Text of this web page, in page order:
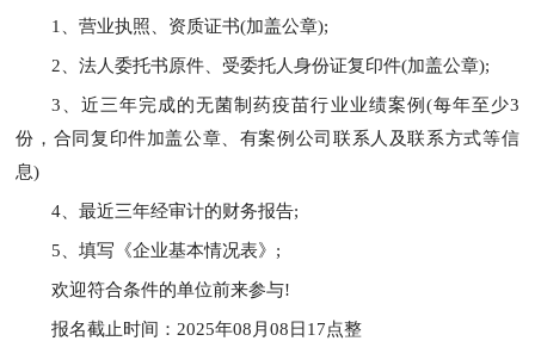
1、营业执照、资质证书(加盖公章);
2、法人委托书原件、受委托人身份证复印件(加盖公章);
3、近三年完成的无菌制药疫苗行业业绩案例(每年至少3
份，合同复印件加盖公章、有案例公司联系人及联系方式等信
息)
4、最近三年经审计的财务报告;
5、填写《企业基本情况表》;
欢迎符合条件的单位前来参与!
报名截止时间：2025年08月08日17点整